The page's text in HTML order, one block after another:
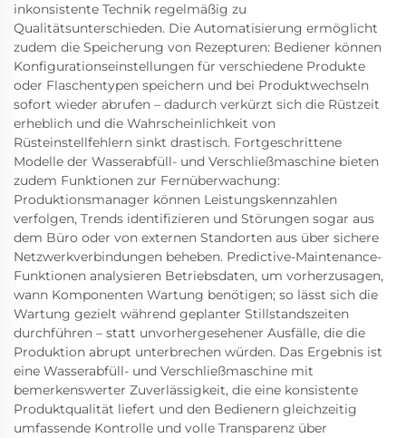
inkonsistente Technik regelmäßig zu
Qualitätsunterschieden. Die Automatisierung ermöglicht
zudem die Speicherung von Rezepturen: Bediener können
Konfigurationseinstellungen für verschiedene Produkte
oder Flaschentypen speichern und bei Produktwechseln
sofort wieder abrufen – dadurch verkürzt sich die Rüstzeit
erheblich und die Wahrscheinlichkeit von
Rüsteinstellfehlern sinkt drastisch. Fortgeschrittene
Modelle der Wasserabfüll- und Verschließmaschine bieten
zudem Funktionen zur Fernüberwachung:
Produktionsmanager können Leistungskennzahlen
verfolgen, Trends identifizieren und Störungen sogar aus
dem Büro oder von externen Standorten aus über sichere
Netzwerkverbindungen beheben. Predictive-Maintenance-
Funktionen analysieren Betriebsdaten, um vorherzusagen,
wann Komponenten Wartung benötigen; so lässt sich die
Wartung gezielt während geplanter Stillstandszeiten
durchführen – statt unvorhergesehener Ausfälle, die die
Produktion abrupt unterbrechen würden. Das Ergebnis ist
eine Wasserabfüll- und Verschließmaschine mit
bemerkenswerter Zuverlässigkeit, die eine konsistente
Produktqualität liefert und den Bedienern gleichzeitig
umfassende Kontrolle und volle Transparenz über